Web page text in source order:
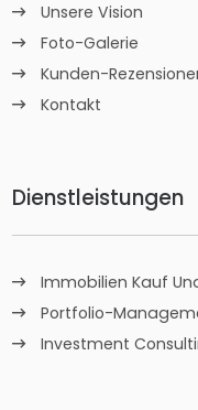
Unsere Vision
Foto-Galerie
Kunden-
Kontakt
Dienstleistungen
Immobilien Kauf
Portfolio-
Investment